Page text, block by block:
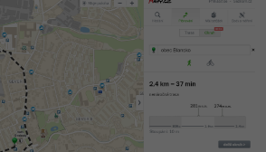
specialista
-41%
(AI)